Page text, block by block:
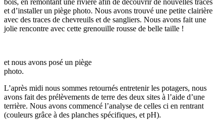
bois, en remontant une rivière afin de découvrir de nouvelles traces
et d’installer un piège photo. Nous avons trouvé une petite clairière
avec des traces de chevreuils et de sangliers. Nous avons fait une
jolie rencontre avec cette grenouille rousse de belle taille !
et nous avons posé un piège
photo.
L’après midi nous sommes retournés entretenir les potagers, nous
avons fait des prélèvements de terre des deux sites à l’aide d’une
terrière. Nous avons commencé l’analyse de celles ci en rentrant
(couleurs grâce à des planches spécifiques, et pH).